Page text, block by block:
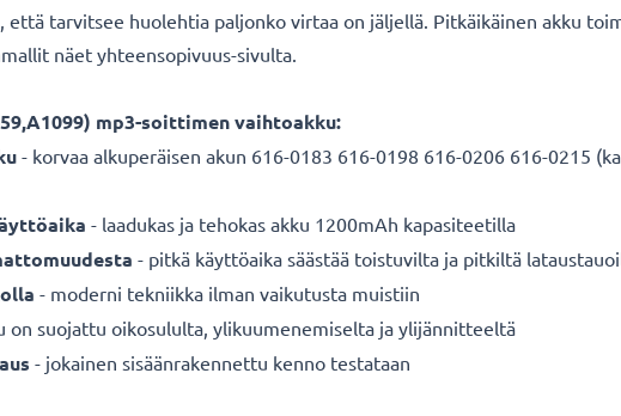
tarvitsee huolehtia paljonko virtaa on jäljellä. Pitkäikäinen akku
näet yhteensopivuus-sivulta.
mp3-soittimen vaihtoakku:
- korvaa alkuperäisen akun 616-0183 616-0198 616-0206 616-0215
- laadukas ja tehokas akku 1200mAh kapasiteetilla
- pitkä käyttöaika säästää toistuvilta ja pitkiltä
- moderni tekniikka ilman vaikutusta muistiin
on suojattu oikosululta, ylikuumenemiselta ja ylijännitteeltä
- jokainen sisäänrakennettu kenno testataan